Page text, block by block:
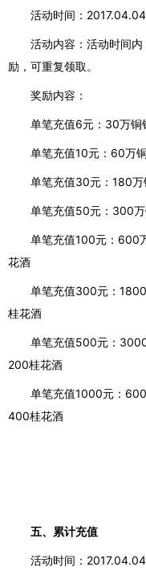
活动时间：
活动内容：活动时间
励，可重复领取。
奖励内容：
单笔充值6元：30万铜
单笔充值10元：60万
单笔充值30元：180
单笔充值50元：300
单笔充值100元：600
花酒
单笔充值300元：
桂花酒
单笔充值500元：
200桂花酒
单笔充值1000元：
400桂花酒
五、累计充值
活动时间：